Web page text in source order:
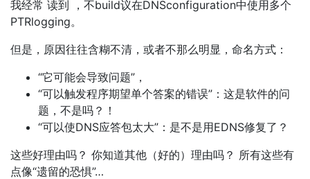
我经常 读到 ，不build议在DNSconfiguration中使用多个
PTRlogging。
但是，原因往往含糊不清，或者不那么明显，命名方式：
“它可能会导致问题”，
“可以触发程序期望单个答案的错误”：这是软件的问
题，不是吗？！
“可以使DNS应答包太大”：是不是用EDNS修复了？
这些好理由吗？ 你知道其他（好的）理由吗？ 所有这些有
点像“遗留的恐惧”…